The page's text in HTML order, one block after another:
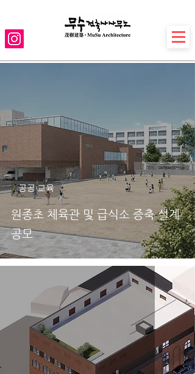
원종초 체육관 및 급식소 증축 설계
공모
공공·교육